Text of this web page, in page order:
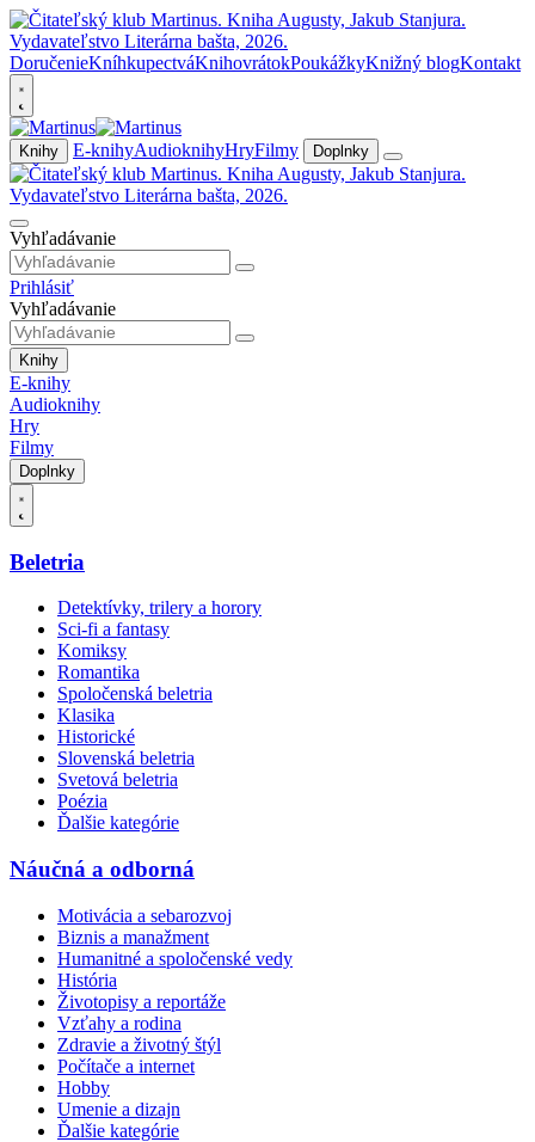
DoručenieKníhkupectváKnihovrátokPoukážkyKnižný blogKontakt
Knihy E-knihyAudioknihyHryFilmy Doplnky
Vyhľadávanie
Prihlásiť
Vyhľadávanie
Knihy
E-knihy
Audioknihy
Hry
Filmy
Doplnky
Beletria
Detektívky, trilery a horory
Sci-fi a fantasy
Komiksy
Romantika
Spoločenská beletria
Klasika
Historické
Slovenská beletria
Svetová beletria
Poézia
Ďalšie kategórie
Náučná a odborná
Motivácia a sebarozvoj
Biznis a manažment
Humanitné a spoločenské vedy
História
Životopisy a reportáže
Vzťahy a rodina
Zdravie a životný štýl
Počítače a internet
Hobby
Umenie a dizajn
Ďalšie kategórie